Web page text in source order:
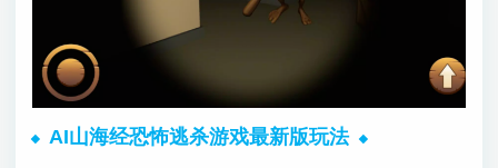
AI山海经恐怖逃杀游戏最新版玩法